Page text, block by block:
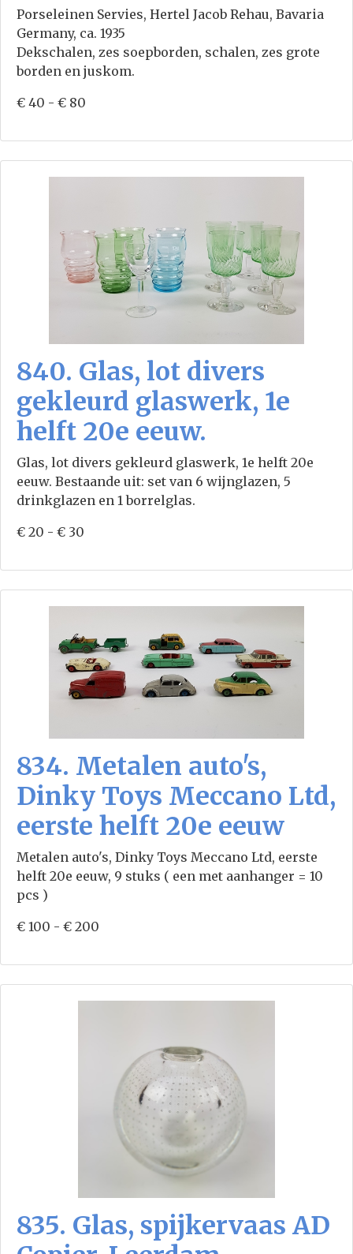
Porseleinen Servies, Hertel Jacob Rehau, Bavaria
Germany, ca. 1935
Dekschalen, zes soepborden, schalen, zes grote
borden en juskom.
€ 40 - € 80
840. Glas, lot divers
gekleurd glaswerk, 1e
helft 20e eeuw.
Glas, lot divers gekleurd glaswerk, 1e helft 20e
eeuw. Bestaande uit: set van 6 wijnglazen, 5
drinkglazen en 1 borrelglas.
€ 20 - € 30
834. Metalen auto's,
Dinky Toys Meccano Ltd,
eerste helft 20e eeuw
Metalen auto's, Dinky Toys Meccano Ltd, eerste
helft 20e eeuw, 9 stuks ( een met aanhanger = 10
pcs )
€ 100 - € 200
835. Glas, spijkervaas AD